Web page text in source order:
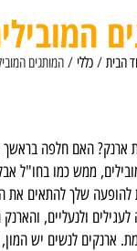
הבית / כללי / המותגים
ארנק? האם חלפה
ממש כמו בחו"ל
שלך להתאים את
ולנעליים,
ארנקים לנשים יש